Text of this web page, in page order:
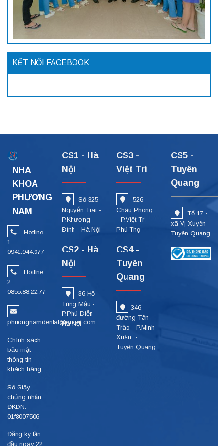
KẾT NỐI FACEBOOK
NHA
KHOA
PHƯƠNG
NAM
Hotline
1:
0941.944.977
Hotline
2:
0855.88.22.77
phuongnamdental@gmail.com
Chính sách
bảo mật
thông tin
khách hàng
Số Giấy
chứng nhận
ĐKDN:
01f8007506
Đăng ký lần
đầu ngày 22
CS1 - Hà
Nội
Số 325
Nguyễn Trãi -
P.Khương
Đình - Hà Nội
CS2 - Hà
Nội
36 Hồ
Tùng Mậu -
P.Phú Diễn -
Hà Nội
CS3 -
Việt Trì
526
Châu Phong
- P.Việt Trì -
Phú Thọ
CS4 -
Tuyên
Quang
346
đường Tân
Trào - P.Minh
Xuân -
Tuyên Quang
CS5 -
Tuyên
Quang
Tổ 17 -
xã Vị Xuyên -
Tuyên Quang